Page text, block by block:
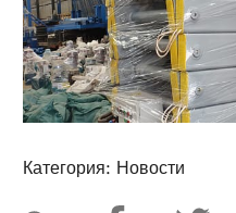
Категория: Новости